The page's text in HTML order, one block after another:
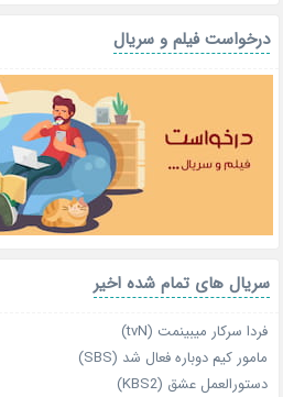
درخواست فیلم و سریال
سریال های تمام شده اخیر
فردا سرکار میبینمت (tvN)
مامور کیم دوباره فعال شد (SBS)
دستورالعمل عشق (KBS2)